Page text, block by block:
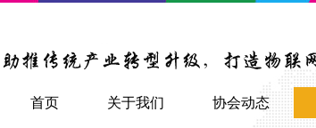
首页
关于我们 协会动态